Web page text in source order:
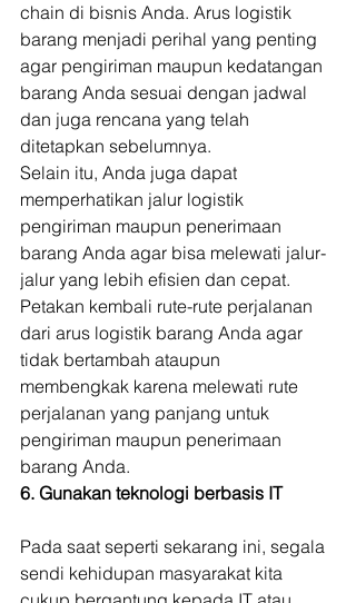
chain di bisnis Anda. Arus logistik
barang menjadi perihal yang penting
agar pengiriman maupun kedatangan
barang Anda sesuai dengan jadwal
dan juga rencana yang telah
ditetapkan sebelumnya.
Selain itu, Anda juga dapat
memperhatikan jalur logistik
pengiriman maupun penerimaan
barang Anda agar bisa melewati jalur-
jalur yang lebih efisien dan cepat.
Petakan kembali rute-rute perjalanan
dari arus logistik barang Anda agar
tidak bertambah ataupun
membengkak karena melewati rute
perjalanan yang panjang untuk
pengiriman maupun penerimaan
barang Anda.
6. Gunakan teknologi berbasis IT
Pada saat seperti sekarang ini, segala
sendi kehidupan masyarakat kita